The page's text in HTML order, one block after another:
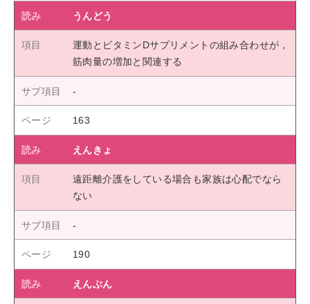
うんどう
運動とビタミンDサプリメントの組み合わせが，
筋肉量の増加と関連する
163
えんきょ
遠距離介護をしている場合も家族は心配でなら
ない
190
えんぶん